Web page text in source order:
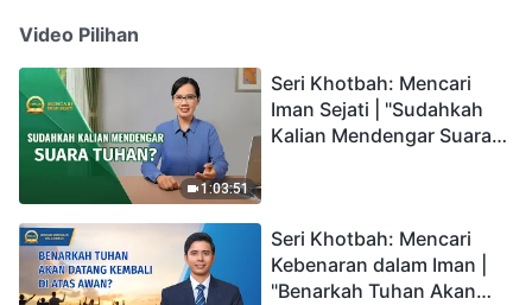
Video Pilihan
1:03:51
Seri Khotbah: Mencari
Iman Sejati | "Sudahkah
Kalian Mendengar Suara
Seri Khotbah: Mencari
Kebenaran dalam Iman |
"Benarkah Tuhan Akan